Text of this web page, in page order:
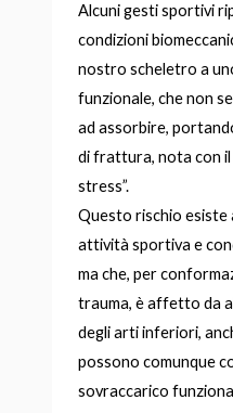
Alcuni gesti sportivi
condizioni
nostro scheletro a
funzionale, che non
ad assorbire,
di frattura, nota con
stress”.
Questo rischio esiste
attività sportiva e
ma che, per
trauma, è affetto da
degli arti inferiori,
possono comunque
sovraccarico